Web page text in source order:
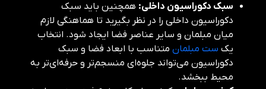
سبک دکوراسیون داخلی: همچنین باید سبک
دکوراسیون داخلی را در نظر بگیرید تا هماهنگی لازم
میان مبلمان و سایر عناصر فضا ایجاد شود. انتخاب
یک ست مبلمان متناسب با ابعاد فضا و سبک
دکوراسیون می‌تواند جلوه‌ای منسجم‌تر و حرفه‌ای‌تر به
محیط ببخشد.